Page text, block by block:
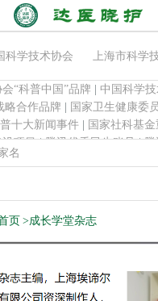
科学技术协会 上海市科学
“科普中国”品牌
中国科学
略合作品牌
国家卫生健康委
十大新闻事件 国家社科基
项目|腾讯优秀民生账号|腾
页 >成长学堂杂志